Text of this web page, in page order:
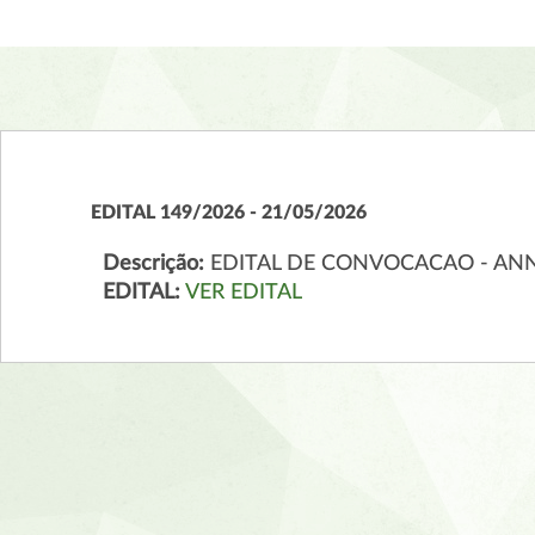
EDITAL 149/2026 - 21/05/2026
Descrição:EDITAL DE CONVOCACAO -
EDITAL: VER EDITAL